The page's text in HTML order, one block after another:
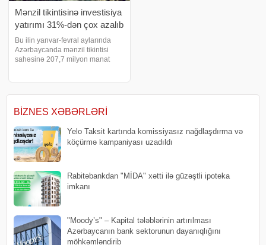
Mənzil tikintisinə investisiya
yatırımı 31%-dən çox azalıb
Bu ilin yanvar-fevral aylarında
Azərbaycanda mənzil tikintisi
sahəsinə 207,7 milyon manat
xəbərləri portalı Dövlət Statistik
BIZNES XƏBƏRLƏRI
Yelo Taksit kartında komissiyasız nağdlaşdırma və
köçürmə kampaniyası uzadıldı
Rabitəbankdan "MİDA" xətti ilə güzəştli ipoteka
imkanı
"Moody’s" – Kapital tələblərinin artırılması
Azərbaycanın bank sektorunun dayanıqlığını
möhkəmləndirib